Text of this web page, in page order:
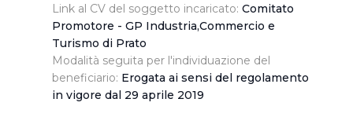
Link al CV del soggetto incaricato: Comitato
Promotore - GP Industria,Commercio e
Turismo di Prato
Modalità seguita per l'individuazione del
beneficiario: Erogata ai sensi del regolamento
in vigore dal 29 aprile 2019